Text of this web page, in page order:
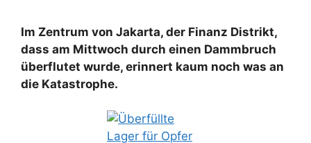
Im Zentrum von Jakarta, der Finanz Distrikt,
dass am Mittwoch durch einen Dammbruch
überflutet wurde, erinnert kaum noch was an
die Katastrophe.